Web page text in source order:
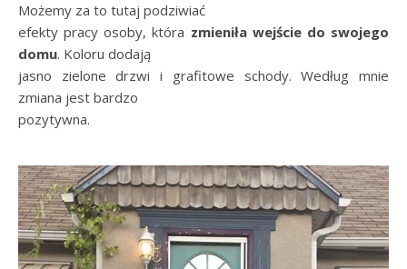
Możemy za to tutaj podziwiać
efekty pracy osoby, która zmieniła wejście do swojego
domu. Koloru dodają
jasno zielone drzwi i grafitowe schody. Według mnie
zmiana jest bardzo
pozytywna.